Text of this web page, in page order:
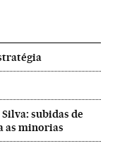
subidas de
as minorias